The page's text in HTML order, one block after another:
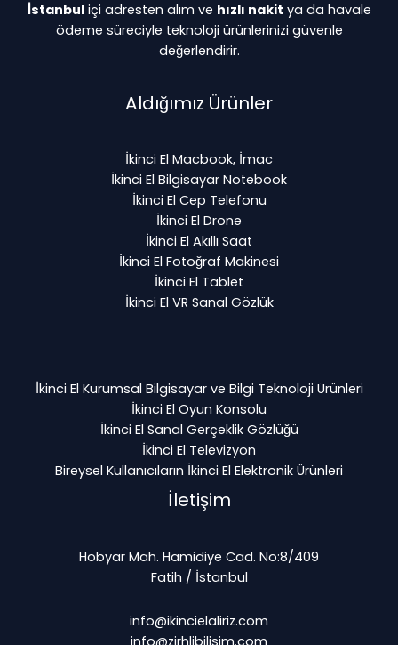
İstanbuliçi adresten alım ve hızlı nakit ya da havale
ödeme süreciyle teknoloji ürünlerinizi güvenle
değerlendirir.
Aldığımız Ürünler
İkinci El Macbook, İmac
İkinci El Bilgisayar Notebook
İkinci El Cep Telefonu
İkinci El Drone
İkinci El Akıllı Saat
İkinci El Fotoğraf Makinesi
İkinci El Tablet
İkinci El VR Sanal Gözlük
İkinci El Kurumsal Bilgisayar ve Bilgi Teknoloji Ürünleri
İkinci El Oyun Konsolu
İkinci El Sanal Gerçeklik Gözlüğü
İkinci El Televizyon
Bireysel Kullanıcıların İkinci El Elektronik Ürünleri
İletişim
Hobyar Mah. Hamidiye Cad. No:8/409
Fatih / İstanbul
info@ikincielaliriz.com
info@zirhlibilisim.com